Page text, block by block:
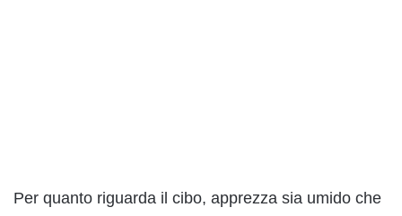
Per quanto riguarda il cibo, apprezza sia umido che